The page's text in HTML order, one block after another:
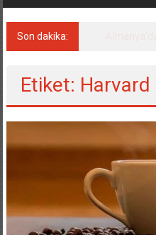
Son dakika:
Etiket: Harvard